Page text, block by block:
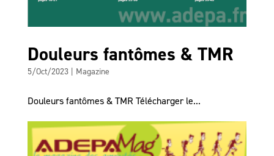
Douleurs fantômes & TMR
5/Oct/2023| Magazine
Douleurs fantômes & TMR Télécharger le...